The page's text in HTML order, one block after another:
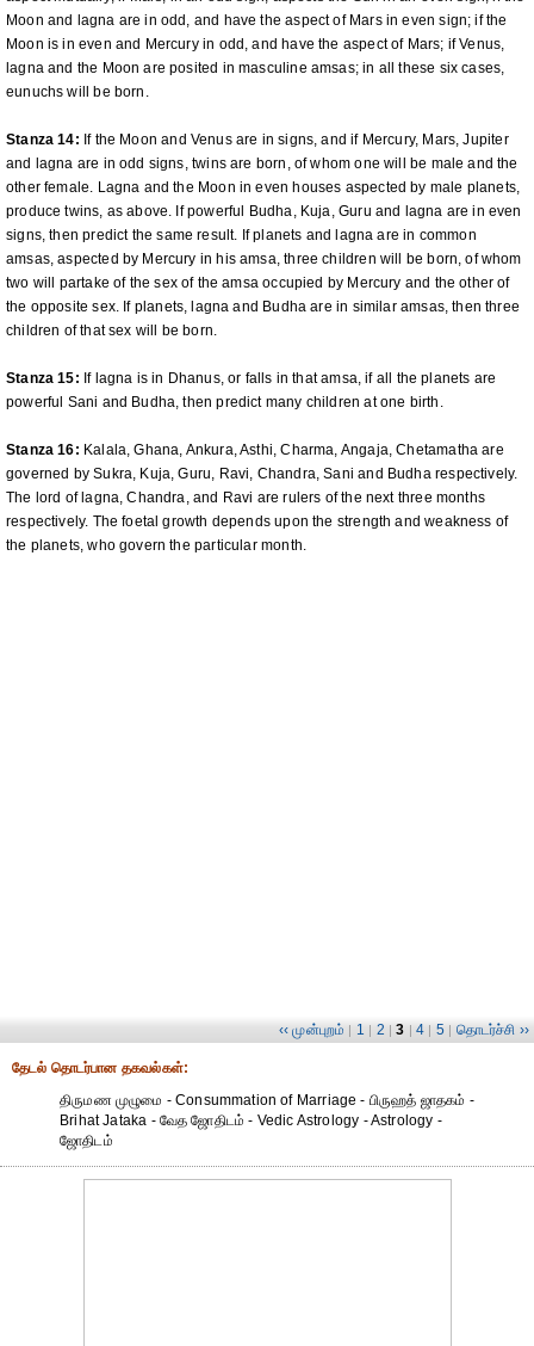
Moon and lagna are in odd, and have the aspect of Mars in even sign; if the
Moon is in even and Mercury in odd, and have the aspect of Mars; if Venus,
lagna and the Moon are posited in masculine amsas; in all these six cases,
eunuchs will be born.
Stanza 14: If the Moon and Venus are in signs, and if Mercury, Mars, Jupiter
and lagna are in odd signs, twins are born, of whom one will be male and the
other female. Lagna and the Moon in even houses aspected by male planets,
produce twins, as above. If powerful Budha, Kuja, Guru and lagna are in even
signs, then predict the same result. If planets and lagna are in common
amsas, aspected by Mercury in his amsa, three children will be born, of whom
two will partake of the sex of the amsa occupied by Mercury and the other of
the opposite sex. If planets, lagna and Budha are in similar amsas, then three
children of that sex will be born.
Stanza 15: If lagna is in Dhanus, or falls in that amsa, if all the planets are
powerful Sani and Budha, then predict many children at one birth.
Stanza 16: Kalala, Ghana, Ankura, Asthi, Charma, Angaja, Chetamatha are
governed by Sukra, Kuja, Guru, Ravi, Chandra, Sani and Budha respectively.
The lord of lagna, Chandra, and Ravi are rulers of the next three months
respectively. The foetal growth depends upon the strength and weakness of
the planets, who govern the particular month.
‹‹ முன்புறம் | 1 | 2 | 3 | 4 | 5 | தொடர்ச்சி ››
தேட‌ல் தொட‌ர்பான தகவ‌ல்க‌ள்:
திருமண முழுமை - Consummation of Marriage - பிருஹத் ஜாதகம் -
Brihat Jataka - வேத ஜோதிடம் - Vedic Astrology - Astrology -
ஜோதிடம்